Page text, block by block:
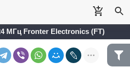
МГц Fronter Electronics (FT)